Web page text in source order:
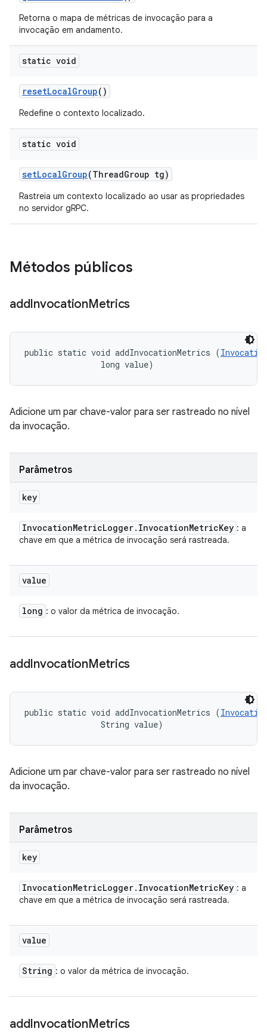
Retorna o mapa de métricas de invocação para a
invocação em andamento.
static void
resetLocalGroup()
Redefine o contexto localizado.
static void
setLocalGroup(ThreadGroup tg)
Rastreia um contexto localizado ao usar as propriedades
no servidor gRPC.
Métodos públicos
addInvocationMetrics
public static void addInvocationMetrics (
                long value)
Adicione um par chave-valor para ser rastreado no nível
da invocação.
Parâmetros
key
InvocationMetricLogger. InvocationMetricKey : a
chave em que a métrica de invocação será rastreada.
value
long : o valor da métrica de invocação.
addInvocationMetrics
public static void addInvocationMetrics (
                String value)
Adicione um par chave-valor para ser rastreado no nível
da invocação.
Parâmetros
key
InvocationMetricLogger. InvocationMetricKey : a
chave em que a métrica de invocação será rastreada.
value
String : o valor da métrica de invocação.
addInvocationMetrics